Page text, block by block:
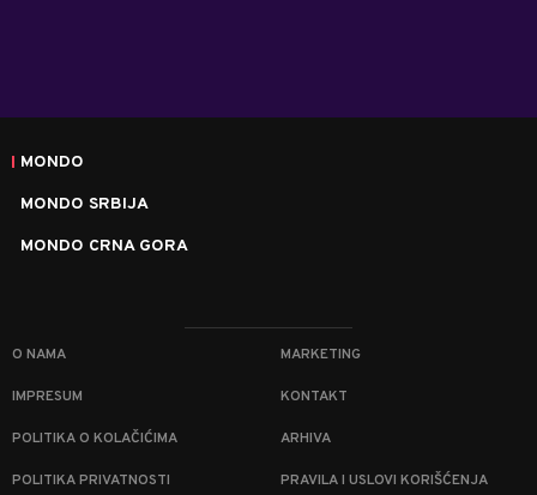
MONDO
MONDO SRBIJA
MONDO CRNA GORA
O NAMA MARKETING
IMPRESUM KONTAKT
POLITIKA O KOLAČIĆIMA ARHIVA
POLITIKA PRIVATNOSTI PRAVILA I USLOVI KORIŠĆENJA